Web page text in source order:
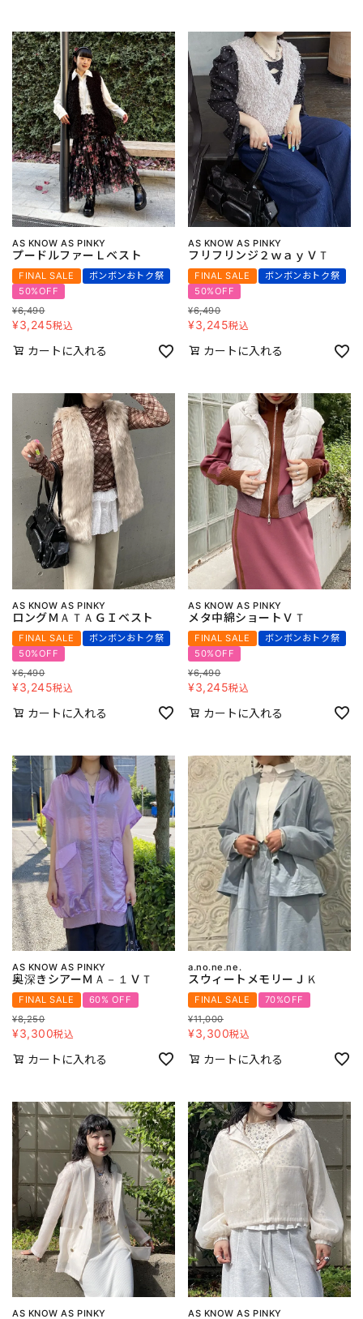
AS KNOW AS PINKY
プードルファーＬベスト
FINAL SALE
ボンボンおトク祭
50%OFF
¥6,490
¥3,245税込
カートに入れる
AS KNOW AS PINKY
フリフリンジ２ｗａｙＶＴ
FINAL SALE
ボンボンおトク祭
50%OFF
¥6,490
¥3,245税込
カートに入れる
AS KNOW AS PINKY
ロングＭＡＴＡＧＩベスト
FINAL SALE
ボンボンおトク祭
50%OFF
¥6,490
¥3,245税込
カートに入れる
AS KNOW AS PINKY
メタ中綿ショートＶＴ
FINAL SALE
ボンボンおトク祭
50%OFF
¥6,490
¥3,245税込
カートに入れる
AS KNOW AS PINKY
奥深きシアーＭＡ－１ＶＴ
FINAL SALE
60% OFF
¥8,250
¥3,300税込
カートに入れる
a.no.ne.ne.
スウィートメモリーＪＫ
FINAL SALE
70%OFF
¥11,000
¥3,300税込
カートに入れる
AS KNOW AS PINKY AS KNOW AS PINKY